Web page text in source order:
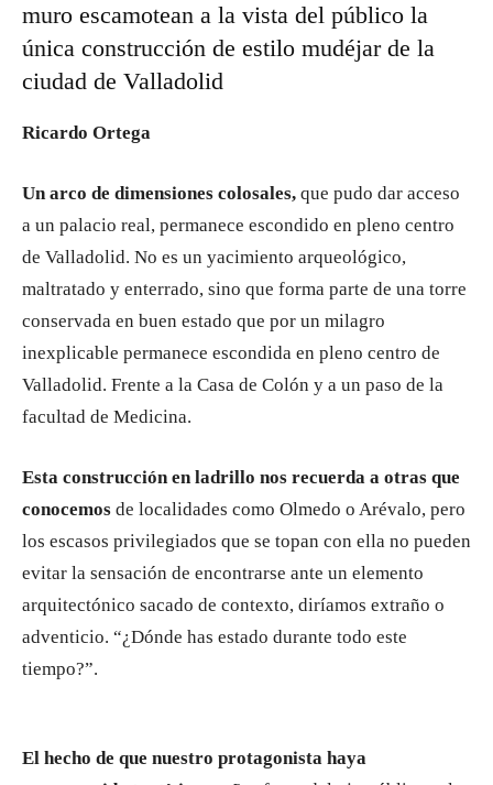
muro escamotean a la vista del público la
única construcción de estilo mudéjar de la
ciudad de Valladolid
Ricardo Ortega
Un arco de dimensiones colosales, que pudo dar acceso
a un palacio real, permanece escondido en pleno centro
de Valladolid. No es un yacimiento arqueológico,
maltratado y enterrado, sino que forma parte de una torre
conservada en buen estado que por un milagro
inexplicable permanece escondida en pleno centro de
Valladolid. Frente a la Casa de Colón y a un paso de la
facultad de Medicina.
Esta construcción en ladrillo nos recuerda a otras que
conocemos de localidades como Olmedo o Arévalo, pero
los escasos privilegiados que se topan con ella no pueden
evitar la sensación de encontrarse ante un elemento
arquitectónico sacado de contexto, diríamos extraño o
adventicio. “¿Dónde has estado durante todo este
tiempo?”.
El hecho de que nuestro protagonista haya